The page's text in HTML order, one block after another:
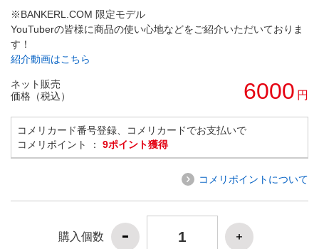
※BANKERL.COM 限定モデル
YouTuberの皆様に商品の使い心地などをご紹介いただいておりま
す！
紹介動画はこちら
ネット販売
価格（税込）
6000 円
コメリカード番号登録、コメリカードでお支払いで
コメリポイント ： 9ポイント獲得
コメリポイントについて
購入個数